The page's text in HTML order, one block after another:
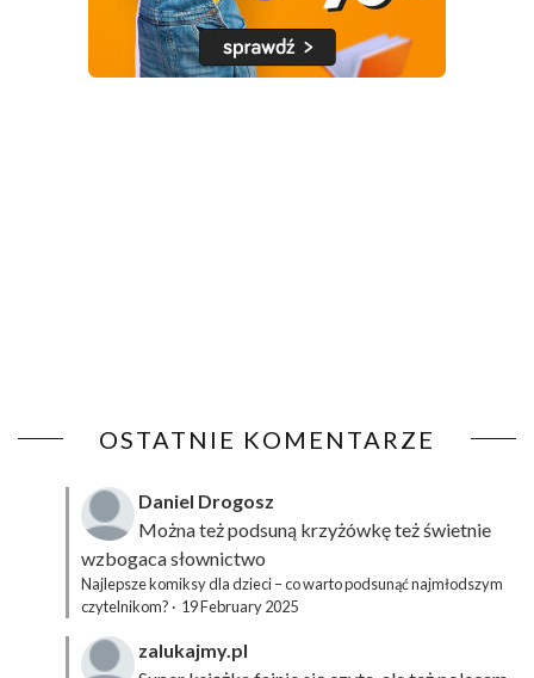
OSTATNIE KOMENTARZE
Daniel Drogosz
Można też podsuną krzyżówkęteż świetnie
wzbogaca słownictwo
Najlepsze komiksy dla dzieci – co warto podsunąć najmłodszym
czytelnikom? · 19 February 2025
zalukajmy.pl